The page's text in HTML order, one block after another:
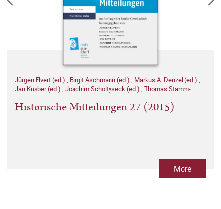
Jürgen Elvert (ed.) , Birgit Aschmann (ed.) , Markus A. Denzel (ed.) ,
Jan Kusber (ed.) , Joachim Scholtyseck (ed.) , Thomas Stamm-
Historische Mitteilungen 27 (2015)
More